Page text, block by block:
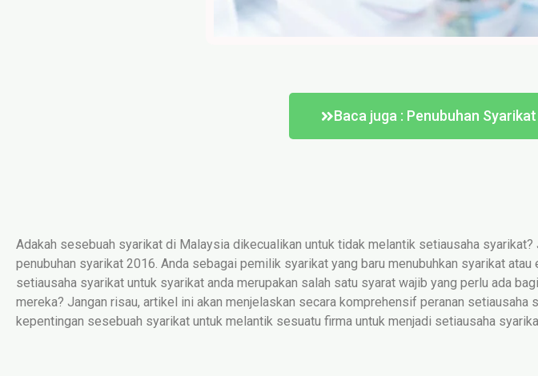
Baca juga : Penubuhan Syarikat
Adakah sesebuah syarikat di Malaysia dikecualikan untuk tidak melantik setiausaha syarikat?
penubuhan syarikat 2016. Anda sebagai pemilik syarikat yang baru menubuhkan syarikat
setiausaha syarikat untuk syarikat anda merupakan salah satu syarat wajib yang perlu ada
mereka? Jangan risau, artikel ini akan menjelaskan secara komprehensif peranan setiausaha
kepentingan sesebuah syarikat untuk melantik sesuatu firma untuk menjadi setiausaha